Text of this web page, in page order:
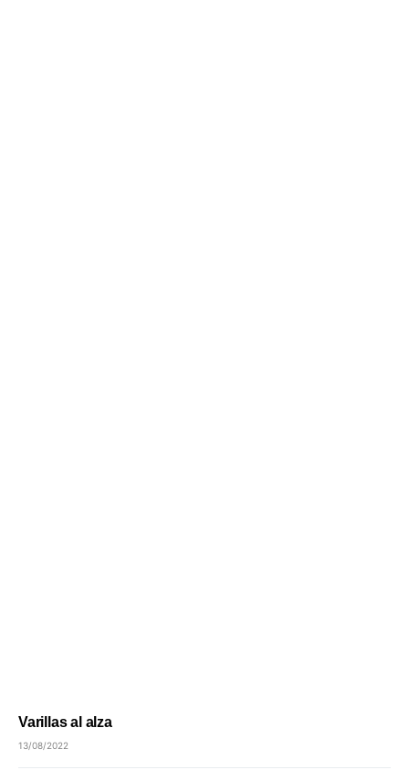
Varillas al alza
13/08/2022